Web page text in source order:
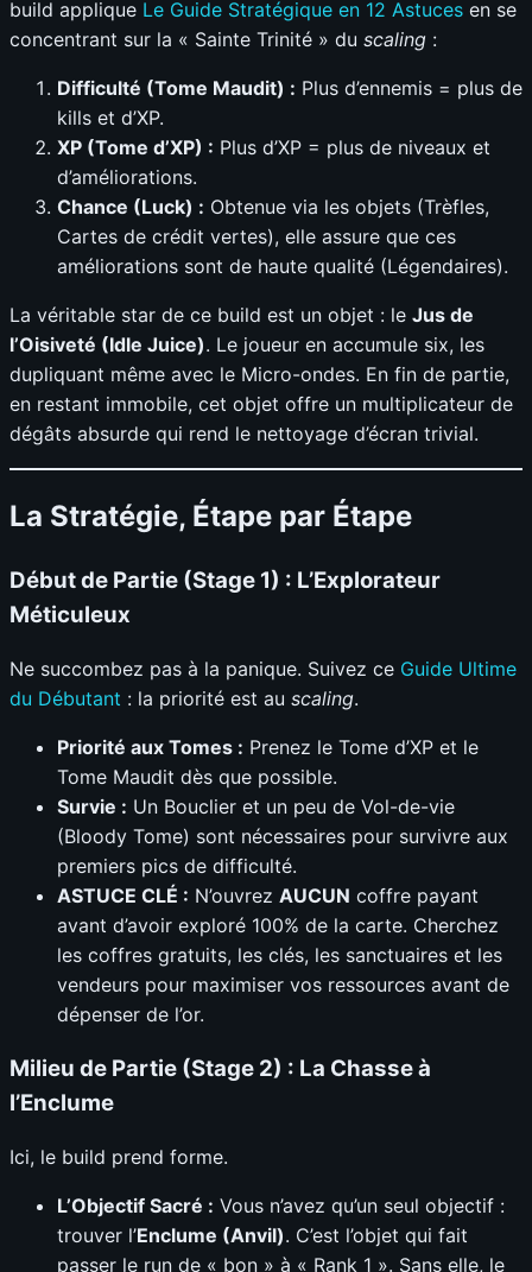
build applique Le Guide Stratégique en 12 Astuces en se
concentrant sur la « Sainte Trinité » du scaling :
Difficulté (Tome Maudit) : Plus d’ennemis = plus de
kills et d’XP.
XP (Tome d’XP) : Plus d’XP = plus de niveaux et
d’améliorations.
Chance (Luck) : Obtenue via les objets (Trèfles,
Cartes de crédit vertes), elle assure que ces
améliorations sont de haute qualité (Légendaires).
La véritable star de ce build est un objet : le Jus de
l’Oisiveté (Idle Juice). Le joueur en accumule six, les
dupliquant même avec le Micro-ondes. En fin de partie,
en restant immobile, cet objet offre un multiplicateur de
dégâts absurde qui rend le nettoyage d’écran trivial.
La Stratégie, Étape par Étape
Début de Partie (Stage 1) : L’Explorateur
Méticuleux
Ne succombez pas à la panique. Suivez ce Guide Ultime
du Débutant : la priorité est au scaling.
Priorité aux Tomes : Prenez le Tome d’XP et le
Tome Maudit dès que possible.
Survie : Un Bouclier et un peu de Vol-de-vie
(Bloody Tome) sont nécessaires pour survivre aux
premiers pics de difficulté.
ASTUCE CLÉ : N’ouvrez AUCUN coffre payant
avant d’avoir exploré 100% de la carte. Cherchez
les coffres gratuits, les clés, les sanctuaires et les
vendeurs pour maximiser vos ressources avant de
dépenser de l’or.
Milieu de Partie (Stage 2) : La Chasse à
l’Enclume
Ici, le build prend forme.
L’Objectif Sacré : Vous n’avez qu’un seul objectif :
trouver l’Enclume (Anvil). C’est l’objet qui fait
passer le run de « bon » à « Rank 1 ». Sans elle, le